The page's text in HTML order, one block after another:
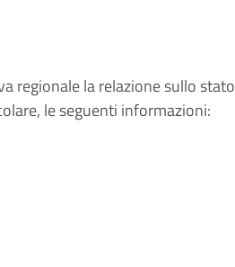
regionale la relazione sullo stato
le seguenti informazioni: